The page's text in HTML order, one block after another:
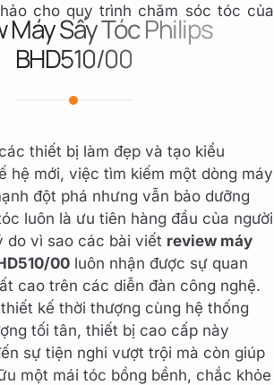
cho quy trình chăm sóc tóc của
Máy Sấy Tóc Philips
BHD510/00
thiết bị làm đẹp và tạo kiểu
hệ mới, việc tìm kiếm một dòng máy
đột phá nhưng vẫn bảo dưỡng
luôn là ưu tiên hàng đầu của người
do vì sao các bài viết review máy
00 luôn nhận được sự quan
cao trên các diễn đàn công nghệ.
kế thời thượng cùng hệ thống
tối tân, thiết bị cao cấp này
sự tiện nghi vượt trội mà còn giúp
một mái tóc bồng bềnh, chắc khỏe